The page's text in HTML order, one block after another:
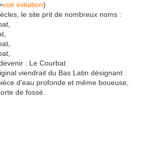
voir initiation)
le site prit de nombreux noms :
: Le Courbat.
viendrait du Bas Latin désignant :
d'eau profonde et même boueuse,
de fossé.